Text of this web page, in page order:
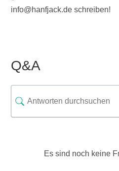
info@hanfjack.de schreiben!
Q&A
Es sind noch keine